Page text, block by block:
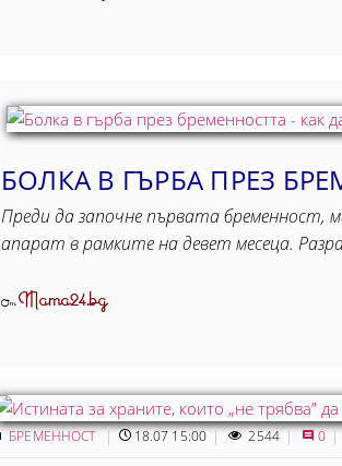
БОЛКА В ГЪРБА ПРЕЗ
Преди да започне първата бременност,
апарат в рамките на девет месеца.
ОтMama24.bg
БРЕМЕННОСТ 18.07 15:00 2544 0